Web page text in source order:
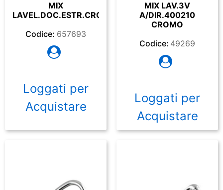
MIX
LAVEL.DOC.ESTR.CRO.EIRES
Codice: 657693
Loggati per
Acquistare
MIX LAV.3V
A/DIR.400210
CROMO
Codice: 49269
Loggati per
Acquistare